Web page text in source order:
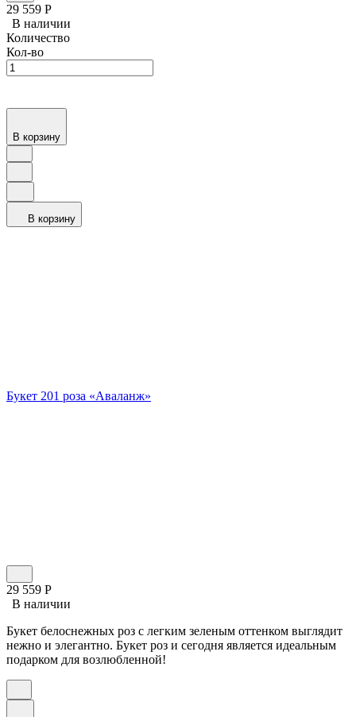
29 559 Р
В наличии
Количество
Кол-во
В корзину
В корзину
Букет 201 роза «Аваланж»
29 559 Р
В наличии
Букет белоснежных роз с легким зеленым оттенком выглядит
нежно и элегантно. Букет роз и сегодня является идеальным
подарком для возлюбленной!